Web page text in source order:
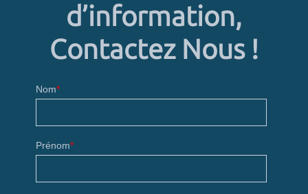
d’information,
Contactez Nous !